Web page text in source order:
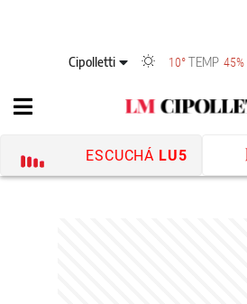
Cipolletti 10° TEMP 45%
ESCUCHÁ LU5